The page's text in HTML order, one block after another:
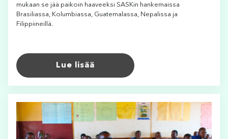
mukaan se jää paikoin haaveeksi SASKin hankemaissa
Brasiliassa, Kolumbiassa, Guatemalassa, Nepalissa ja
Filippiineillä.
Lue lisää